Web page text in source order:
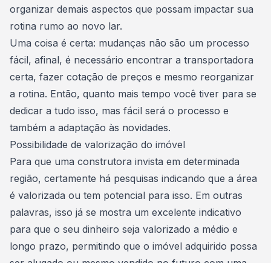
organizar demais aspectos que possam impactar sua
rotina rumo ao novo lar.
Uma coisa é certa: mudanças não são um processo
fácil, afinal, é necessário encontrar a transportadora
certa, fazer cotação de preços e mesmo reorganizar
a rotina. Então, quanto mais tempo você tiver para se
dedicar a tudo isso, mas fácil será o processo e
também a adaptação às novidades.
Possibilidade de valorização do imóvel
Para que uma construtora invista em determinada
região, certamente há pesquisas indicando que a área
é valorizada ou tem potencial para isso. Em outras
palavras, isso já se mostra um excelente indicativo
para que o seu dinheiro seja valorizado a médio e
longo prazo, permitindo que o imóvel adquirido possa